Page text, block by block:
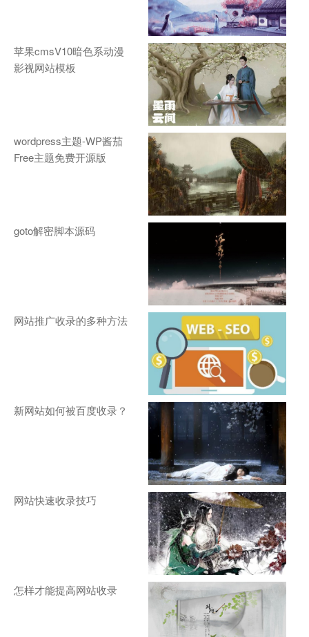
苹果cmsV10暗色系动漫
影视网站模板
wordpress主题-WP酱茄
Free主题免费开源版
goto解密脚本源码
网站推广收录的多种方法
新网站如何被百度收录？
网站快速收录技巧
怎样才能提高网站收录